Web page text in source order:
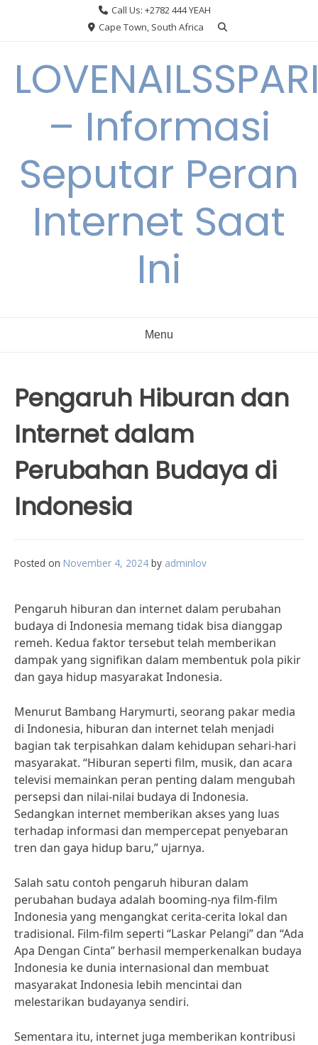
Call Us: +2782 444 YEAH
Cape Town, South Africa
– Informasi
Seputar Peran
Internet Saat
Ini
Menu
Pengaruh Hiburan dan
Internet dalam
Perubahan Budaya di
Indonesia
Posted on November 4, 2024 by adminlov
Pengaruh hiburan dan internet dalam perubahan
budaya di Indonesia memang tidak bisa dianggap
remeh. Kedua faktor tersebut telah memberikan
dampak yang signifikan dalam membentuk pola pikir
dan gaya hidup masyarakat Indonesia.
Menurut Bambang Harymurti, seorang pakar media
di Indonesia, hiburan dan internet telah menjadi
bagian tak terpisahkan dalam kehidupan sehari-hari
masyarakat. “Hiburan seperti film, musik, dan acara
televisi memainkan peran penting dalam mengubah
persepsi dan nilai-nilai budaya di Indonesia.
Sedangkan internet memberikan akses yang luas
terhadap informasi dan mempercepat penyebaran
tren dan gaya hidup baru,” ujarnya.
Salah satu contoh pengaruh hiburan dalam
perubahan budaya adalah booming-nya film-film
Indonesia yang mengangkat cerita-cerita lokal dan
tradisional. Film-film seperti “Laskar Pelangi” dan “Ada
Apa Dengan Cinta” berhasil memperkenalkan budaya
Indonesia ke dunia internasional dan membuat
masyarakat Indonesia lebih mencintai dan
melestarikan budayanya sendiri.
Sementara itu, internet juga memberikan kontribusi